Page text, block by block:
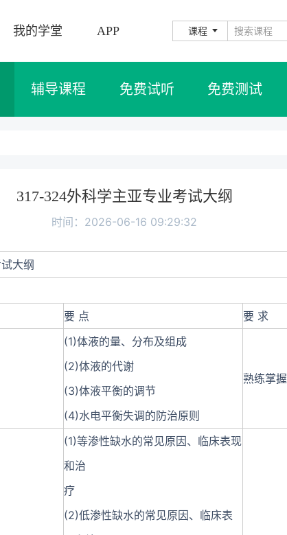
我的学堂 APP 课程
辅导课程 免费试听 免费测试
317-324外科学主亚专业考试大纲
时间：2026-06-16 09:29:32
大纲
要 点 要 求
(1)体液的量、分布及组成
(2)体液的代谢
(3)体液平衡的调节
(4)水电平衡失调的防治原则
熟练掌握
(1)等渗性缺水的常见原因、临床表现
和治
疗
(2)低渗性缺水的常见原因、临床表